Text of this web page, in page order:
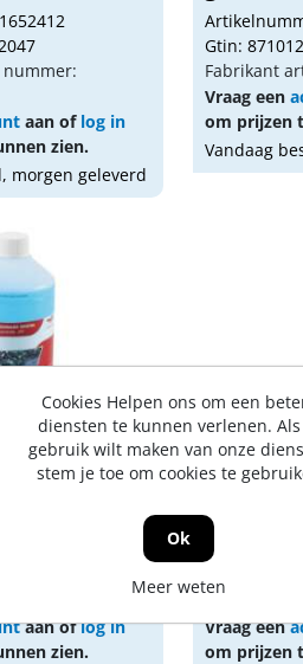
aan of log in
zien.
morgen geleverd
Gtin:
Fabrikant
Vraag een
om prijzen
Vandaag
1520684
aan oflog in
zien.
Bleko
500ml
Gtin:
Fabrikant
Vraag een
om prijzen
Cookies Helpen ons om een
diensten te kunnen verlenen.
gebruik wilt maken van onze
stem je toe om cookies te
Ok
Meer weten